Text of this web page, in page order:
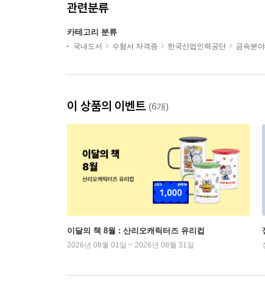
관련분류
카테고리 분류
국내도서 수험서 자격증 한국산업인력공단 금속분야
이 상품의 이벤트 (6개)
이달의 책 8월 : 산리오캐릭터즈 유리컵
2026년 08월 01일 ~ 2026년 08월 31일